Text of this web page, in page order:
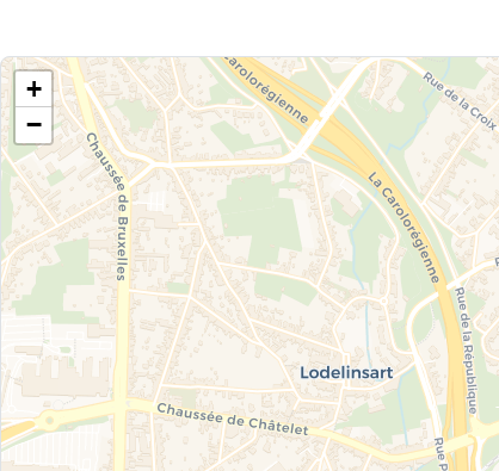
+
−